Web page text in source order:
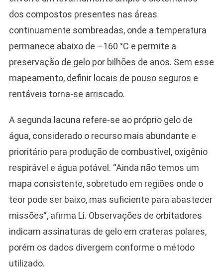
dos compostos presentes nas áreas
continuamente sombreadas, onde a temperatura
permanece abaixo de –160 °C e permite a
preservação de gelo por bilhões de anos. Sem esse
mapeamento, definir locais de pouso seguros e
rentáveis torna-se arriscado.
A segunda lacuna refere-se ao próprio gelo de
água, considerado o recurso mais abundante e
prioritário para produção de combustível, oxigênio
respirável e água potável. “Ainda não temos um
mapa consistente, sobretudo em regiões onde o
teor pode ser baixo, mas suficiente para abastecer
missões”, afirma Li. Observações de orbitadores
indicam assinaturas de gelo em crateras polares,
porém os dados divergem conforme o método
utilizado.